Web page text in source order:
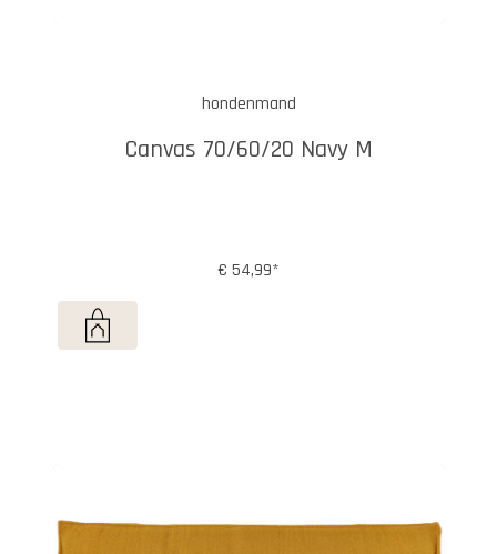
hondenmand
Canvas 70/60/20 Navy M
€ 54,99*